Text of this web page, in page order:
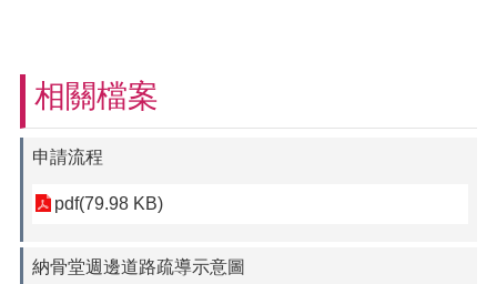
相關檔案
申請流程
pdf(79.98 KB)
納骨堂週邊道路疏導示意圖